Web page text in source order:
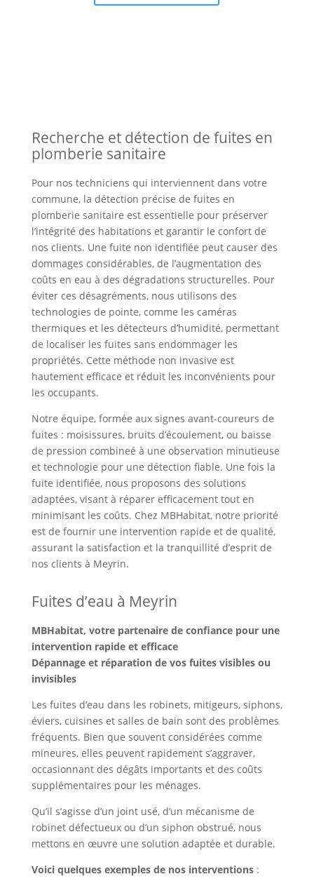
Recherche et détection de fuites en
plomberie sanitaire
Pour nos techniciens qui interviennent dans votre
commune, la détection précise de fuites en
plomberie sanitaire est essentielle pour préserver
l’intégrité des habitations et garantir le confort de
nos clients. Une fuite non identifiée peut causer des
dommages considérables, de l’augmentation des
coûts en eau à des dégradations structurelles. Pour
éviter ces désagréments, nous utilisons des
technologies de pointe, comme les caméras
thermiques et les détecteurs d’humidité, permettant
de localiser les fuites sans endommager les
propriétés. Cette méthode non invasive est
hautement efficace et réduit les inconvénients pour
les occupants.
Notre équipe, formée aux signes avant-coureurs de
fuites : moisissures, bruits d’écoulement, ou baisse
de pression combineé à une observation minutieuse
et technologie pour une détection fiable. Une fois la
fuite identifiée, nous proposons des solutions
adaptées, visant à réparer efficacement tout en
minimisant les coûts. Chez MBHabitat, notre priorité
est de fournir une intervention rapide et de qualité,
assurant la satisfaction et la tranquillité d’esprit de
nos clients à Meyrin.
Fuites d’eau à Meyrin
MBHabitat, votre partenaire de confiance pour une
intervention rapide et efficace
Dépannage et réparation de vos fuites visibles ou
invisibles
Les fuites d’eau dans les robinets, mitigeurs, siphons,
éviers, cuisines et salles de bain sont des problèmes
fréquents. Bien que souvent considérées comme
mineures, elles peuvent rapidement s’aggraver,
occasionnant des dégâts importants et des coûts
supplémentaires pour les ménages.
Qu’il s’agisse d’un joint usé, d’un mécanisme de
robinet défectueux ou d’un siphon obstrué, nous
mettons en œuvre une solution adaptée et durable.
Voici quelques exemples de nos interventions: